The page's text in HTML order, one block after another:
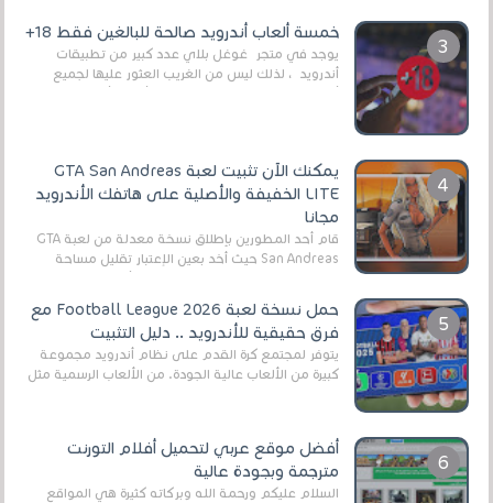
خمسة ألعاب أندرويد صالحة للبالغين فقط 18+
يوجد في متجر غوغل بلاي عدد كبير من تطبيقات
أندرويد ، لذلك ليس من الغريب العثور عليها لجميع
يمكنك الآن تثبيت لعبة GTA San Andreas
LITE الخفيفة والأصلية على هاتفك الأندرويد
مجانا
قام أحد المطورين بإطلاق نسخة معدلة من لعبة GTA
San Andreas حيث أخد بعين الإعتبار تقليل مساحة
حمل نسخة لعبة Football League 2026 مع
فرق حقيقية للأندرويد .. دليل التثبيت
يتوفر لمجتمع كرة القدم على نظام أندرويد مجموعة
كبيرة من الألعاب عالية الجودة. من الألعاب الرسمية مثل
أفضل موقع عربي لتحميل أفلام التورنت
مترجمة وبجودة عالية
السلام عليكم ورحمة الله وبركاته كثيرة هي المواقع